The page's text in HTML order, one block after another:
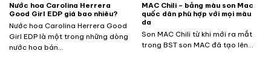
Nước hoa Carolina Herrera
Good Girl EDP giá bao nhiêu?
Nước hoa Carolina Herrera Good
Girl EDP là một trong những dòng
nước hoa bán...
MAC Chili – bảng màu son Mac
quốc dân phù hợp với mọi màu
da
Son MAC Chili từ khi mới ra mắt
trong BST son MAC đã tạo lên...